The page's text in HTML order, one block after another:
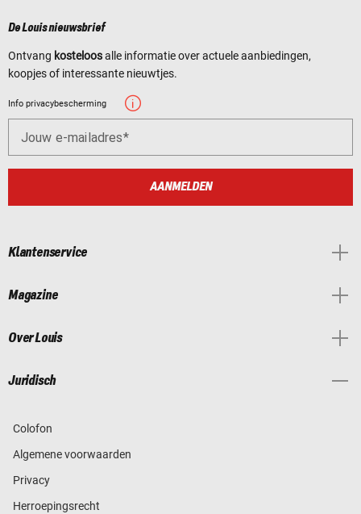
De Louis nieuwsbrief
Ontvang kosteloosalle informatie over actuele aanbiedingen,
koopjes of interessante nieuwtjes.
Info privacybescherming
Jouw e-mailadres
AANMELDEN
Klantenservice
Magazine
Over Louis
Juridisch
Colofon
Algemene voorwaarden
Privacy
Herroepingsrecht